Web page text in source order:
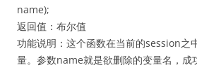
name);
返回值：布尔值
功能说明：这个函数在当前的session之
量。参数name就是欲删除的变量名，成